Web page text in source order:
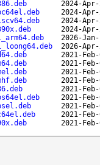
2024-
2024-
2024-
2024-
2026-
2026-
2021-
2021-
2021-
2021-
2021-
2021-
2021-
2021-
2021-